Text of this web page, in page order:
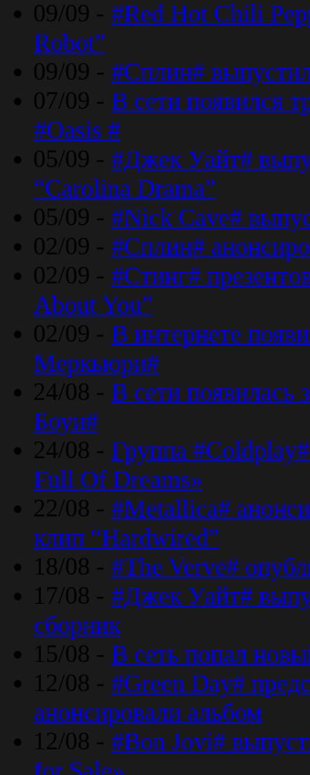
09/09 - #Red Hot Chili
Robot”
09/09 - #Сплин#
07/09 - В сети появился
#Oasis #
05/09 - #Джек Уайт#
“Carolina Drama”
05/09 - #Nick Cave#
02/09 - #Сплин#
02/09 - #Стинг#
About You”
02/09 - В интернете
Меркьюри#
24/08 - В сети появилась
Боуи#
24/08 - Группа
Full Of Dreams»
22/08 - #Metallica#
клип “Hardwired”
18/08 - #The Verve#
17/08 - #Джек Уайт#
сборник
15/08 - В сеть попал
12/08 - #Green Day#
анонсировали альбом
12/08 - #Bon Jovi#